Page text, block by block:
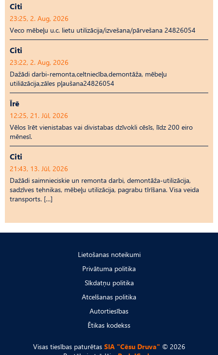
Citi
23:25, 2. Aug, 2026
Veco mēbeļu u.c. lietu utilizācija/izvešana/pārvešana 24826054
Citi
23:22, 2. Aug, 2026
Dažādi darbi-remonta,celtniecība,demontāža, mēbeļu
utiliāzācija,zāles pļaušana24826054
Īrē
12:25, 21. Jūl, 2026
Vēlos īrēt vienistabas vai divistabas dzīvokli cēsīs, līdz 200 eiro
mēnesī.
Citi
21:43, 13. Jūl, 2026
Dažādi saimnieciskie un remonta darbi, demontāža-utilizācija,
sadzīves tehnikas, mēbeļu utilizācija, pagrabu tīrīšana. Visa veida
transports. […]
Lietošanas noteikumi
Privātuma politika
Sīkdatņu politika
Atcelšanas politika
Autortiesības
Ētikas kodekss
Visas tiesības paturētas SIA "Cēsu Druva" © 2026